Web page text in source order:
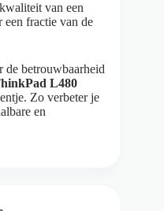
van een
fractie van de
de betrouwbaarheid
L480
Zo verbeter je
en